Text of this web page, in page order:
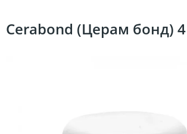
Cerabond (Церам бонд) 4